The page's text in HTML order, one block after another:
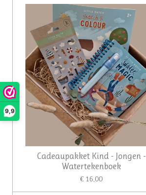
9,9
Cadeaupakket Kind - Jongen -
Watertekenboek
€ 16,00